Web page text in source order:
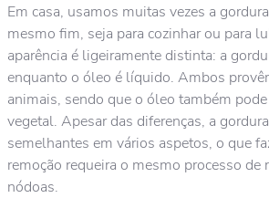
Em casa, usamos muitas vezes a
mesmo fim, seja para cozinhar ou para
aparência é ligeiramente distinta: a
enquanto o óleo é líquido. Ambos
animais, sendo que o óleo também
vegetal. Apesar das diferenças, a
semelhantes em vários aspetos, o que
remoção requeira o mesmo processo de
nódoas.